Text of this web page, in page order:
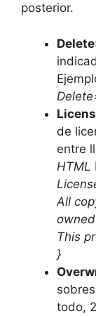
posterior.
de
entre
HTML
All
This
}
todo,